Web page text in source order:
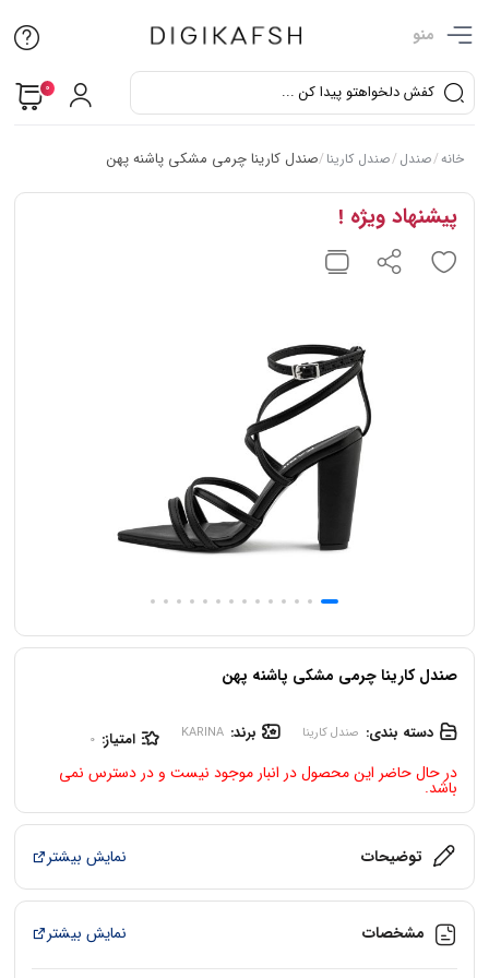
منو
0
خانه/صندل/صندل کارینا/صندل کارینا چرمی مشکی پاشنه پهن
پیشنهاد ویژه !
صندل کارینا چرمی مشکی پاشنه پهن
دسته بندی: صندل کارینا برند: KARINA امتیاز: 0
در حال حاضر این محصول در انبار موجود نیست و در دسترس نمی
باشد.
توضیحات نمایش بیشتر
مشخصات نمایش بیشتر